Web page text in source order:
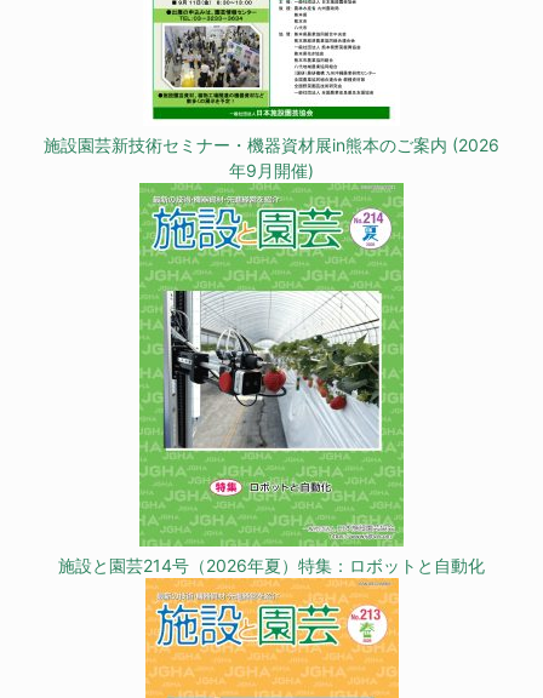
施設園芸新技術セミナー・機器資材展in熊本のご案内 (2026
年9月開催)
施設と園芸214号（2026年夏）特集：ロボットと自動化